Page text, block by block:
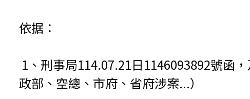
依据：
1、刑事局114.07.21日1146093892號函
政部、空總、市府、省府涉案...）